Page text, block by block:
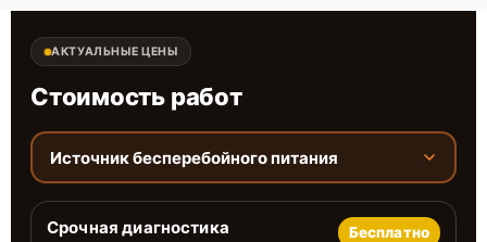
АКТУАЛЬНЫЕ ЦЕНЫ
Стоимость работ
Источник бесперебойного питания
Срочная диагностика Бесплатно